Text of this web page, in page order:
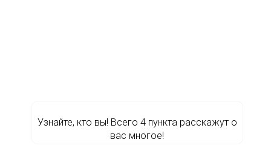
Узнайте, кто вы! Всего 4 пункта расскажут о
вас многое!